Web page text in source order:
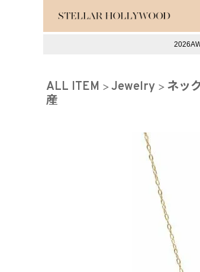
#スタッフイチ押し（通勤
ALL ITEM Jewelry ネッ
産